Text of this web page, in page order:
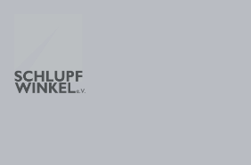
springen